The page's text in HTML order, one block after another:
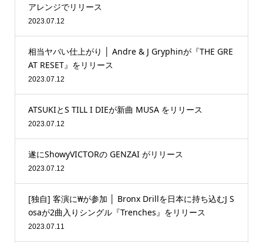
アレンジでリリース
2023.07.12
相当ヤバい仕上がり │ Andre & J Gryphinが『THE GRE
AT RESET』をリリース
2023.07.12
ATSUKIとS TILL I DIEが新曲 MUSA をリリース
2023.07.12
遂にShowyVICTORの GENZAI がリリース
2023.07.12
[独自] 客演に₩が参加 │ Bronx Drillを日本に持ち込むJ S
osaが2曲入りシングル『Trenches』をリリース
2023.07.11